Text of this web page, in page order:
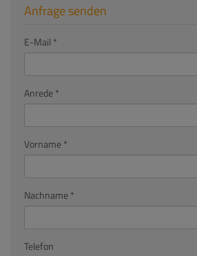
Anfrage senden
E-Mail
Anrede
Vorname
Nachname
Telefon